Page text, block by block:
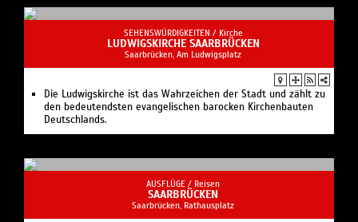
SEHENSWÜRDIGKEITEN / Kirche
LUDWIGSKIRCHE SAARBRÜCKEN
Saarbrücken, Am Ludwigsplatz
Die Ludwigskirche ist das Wahrzeichen der Stadt und zählt zu
den bedeutendsten evangelischen barocken Kirchenbauten
Deutschlands.
AUSFLÜGE / Reisen
SAARBRÜCKEN
Saarbrücken, Rathausplatz